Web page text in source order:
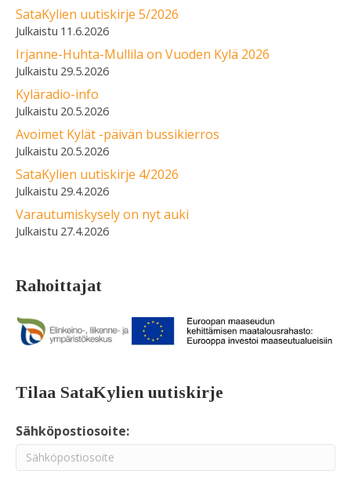
SataKylien uutiskirje 5/2026
11.6.2026
Irjanne-Huhta-Mullila on Vuoden Kylä 2026
29.5.2026
Kyläradio-info
20.5.2026
Avoimet Kylät -päivän bussikierros
20.5.2026
SataKylien uutiskirje 4/2026
29.4.2026
Varautumiskysely on nyt auki
27.4.2026
Rahoittajat
Tilaa SataKylien uutiskirje
Sähköpostiosoite: